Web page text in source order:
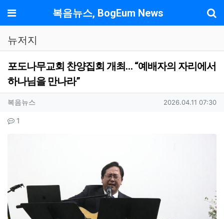
메뉴 복음뉴스, BogEum News
뉴저지
포도나무교회 찬양집회 개최… “예배자의 자리에서
하나님을 만나라”
작성자 정보
복음뉴스 작성일
2026.04.11 07:30
컨텐츠 정보
1